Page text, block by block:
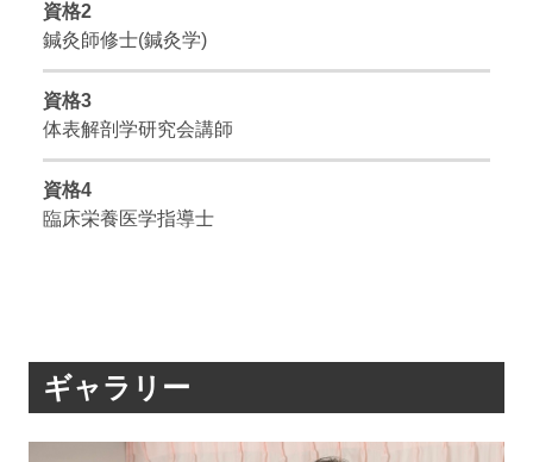
資格2
鍼灸師修士(鍼灸学)
資格3
体表解剖学研究会講師
資格4
臨床栄養医学指導士
ギャラリー